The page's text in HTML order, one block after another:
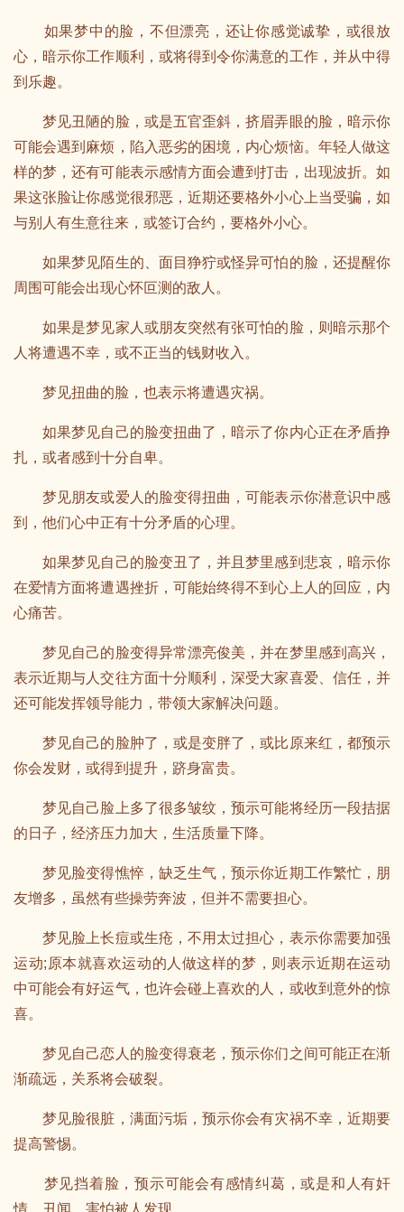
如果梦中的脸，不但漂亮，还让你感觉诚挚，或很放
心，暗示你工作顺利，或将得到令你满意的工作，并从中得
到乐趣。
梦见丑陋的脸，或是五官歪斜，挤眉弄眼的脸，暗示你
可能会遇到麻烦，陷入恶劣的困境，内心烦恼。年轻人做这
样的梦，还有可能表示感情方面会遭到打击，出现波折。如
果这张脸让你感觉很邪恶，近期还要格外小心上当受骗，如
与别人有生意往来，或签订合约，要格外小心。
如果梦见陌生的、面目狰狞或怪异可怕的脸，还提醒你
周围可能会出现心怀叵测的敌人。
如果是梦见家人或朋友突然有张可怕的脸，则暗示那个
人将遭遇不幸，或不正当的钱财收入。
梦见扭曲的脸，也表示将遭遇灾祸。
如果梦见自己的脸变扭曲了，暗示了你内心正在矛盾挣
扎，或者感到十分自卑。
梦见朋友或爱人的脸变得扭曲，可能表示你潜意识中感
到，他们心中正有十分矛盾的心理。
如果梦见自己的脸变丑了，并且梦里感到悲哀，暗示你
在爱情方面将遭遇挫折，可能始终得不到心上人的回应，内
心痛苦。
梦见自己的脸变得异常漂亮俊美，并在梦里感到高兴，
表示近期与人交往方面十分顺利，深受大家喜爱、信任，并
还可能发挥领导能力，带领大家解决问题。
梦见自己的脸肿了，或是变胖了，或比原来红，都预示
你会发财，或得到提升，跻身富贵。
梦见自己脸上多了很多皱纹，预示可能将经历一段拮据
的日子，经济压力加大，生活质量下降。
梦见脸变得憔悴，缺乏生气，预示你近期工作繁忙，朋
友增多，虽然有些操劳奔波，但并不需要担心。
梦见脸上长痘或生疮，不用太过担心，表示你需要加强
运动;原本就喜欢运动的人做这样的梦，则表示近期在运动
中可能会有好运气，也许会碰上喜欢的人，或收到意外的惊
喜。
梦见自己恋人的脸变得衰老，预示你们之间可能正在渐
渐疏远，关系将会破裂。
梦见脸很脏，满面污垢，预示你会有灾祸不幸，近期要
提高警惕。
梦见挡着脸，预示可能会有感情纠葛，或是和人有奸
情、丑闻，害怕被人发现。